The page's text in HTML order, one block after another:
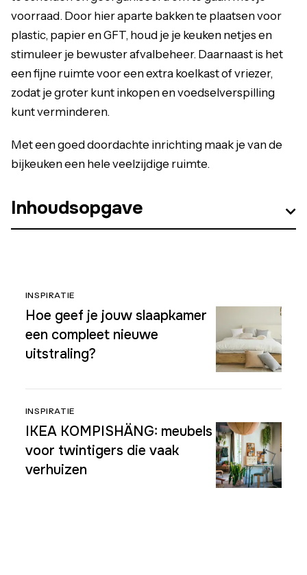
voorraad. Door hier aparte bakken te plaatsen voor
plastic, papier en GFT, houd je je keuken netjes en
stimuleer je bewuster afvalbeheer. Daarnaast is het
een fijne ruimte voor een extra koelkast of vriezer,
zodat je groter kunt inkopen en voedselverspilling
kunt verminderen.
Met een goed doordachte inrichting maak je van de
bijkeuken een hele veelzijdige ruimte.
Inhoudsopgave
INSPIRATIE
Hoe geef je jouw slaapkamer
een compleet nieuwe
uitstraling?
INSPIRATIE
IKEA KOMPISHÄNG: meubels
voor twintigers die vaak
verhuizen